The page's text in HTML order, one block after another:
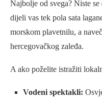
Najbolje od svega? Niste
dijeli vas tek pola sata
morskom plavetnilu, a
hercegovačkog zaleđa.
A ako poželite istražiti
Vodeni spektakli: